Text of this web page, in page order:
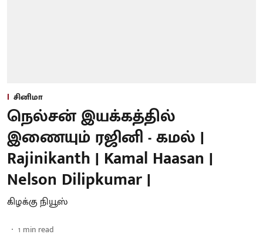
சினிமா
நெல்சன் இயக்கத்தில்
இணையும் ரஜினி - கமல் |
Rajinikanth | Kamal Haasan |
Nelson Dilipkumar |
கிழக்கு நியூஸ்
1 min read